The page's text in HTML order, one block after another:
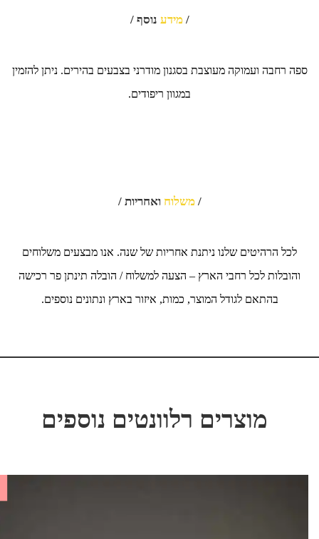
/ מידע נוסף /
ספה רחבה ועמוקה מעוצבת בסגנון מודרני בצבעים בהירים.ניתן להזמין
במגוון ריפודים.
/משלוח ואחריות /
לכל הרהיטים שלנו ניתנת אחריות של שנה. אנו מבצעים משלוחים
והובלות לכל רחבי הארץ – הצעה למשלוח / הובלה תינתן פר רכישה
בהתאם לגודל המוצר, כמות, איזור בארץ ונתונים נוספים.
מוצרים רלוונטים נוספים